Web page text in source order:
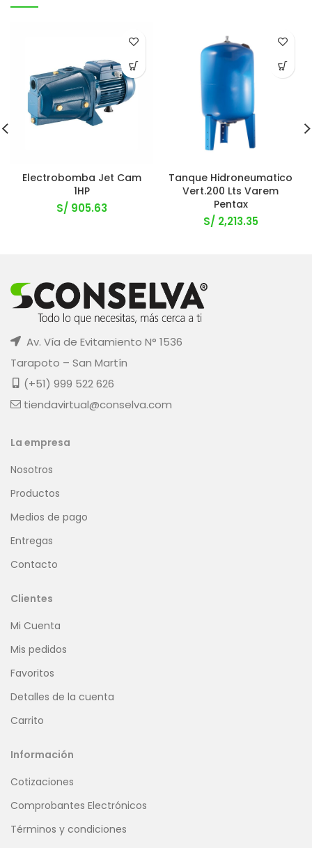
Electrobomba Jet Cam
1HP
S/ 905.63
Tanque Hidroneumatico
Vert.200 Lts Varem
Pentax
S/ 2,213.35
Av. Vía de Evitamiento N° 1536
Tarapoto – San Martín
(+51) 999 522 626
tiendavirtual@conselva.com
La empresa
Nosotros
Productos
Medios de pago
Entregas
Contacto
Clientes
Mi Cuenta
Mis pedidos
Favoritos
Detalles de la cuenta
Carrito
Información
Cotizaciones
Comprobantes Electrónicos
Términos y condiciones